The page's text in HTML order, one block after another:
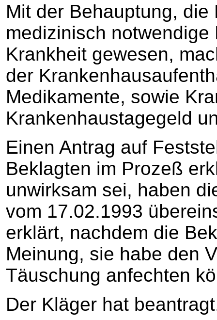
Mit der Behauptung,
medizinisch
Krankheit gewesen,
der
Medikamente, sowie
Krankenhaustagegeld
Einen Antrag auf
Beklagten im Prozeß
unwirksam sei, haben
vom 17.02.1993
erklärt, nachdem die
Meinung, sie habe den
Täuschung anfechten
Der Kläger hat